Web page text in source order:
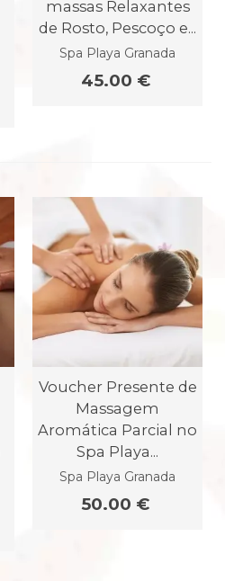
massas Relaxantes
de Rosto, Pescoço e...
Spa Playa Granada
45.00 €
Voucher Presente de
Massagem
Aromática Parcial no
Spa Playa...
Spa Playa Granada
50.00 €